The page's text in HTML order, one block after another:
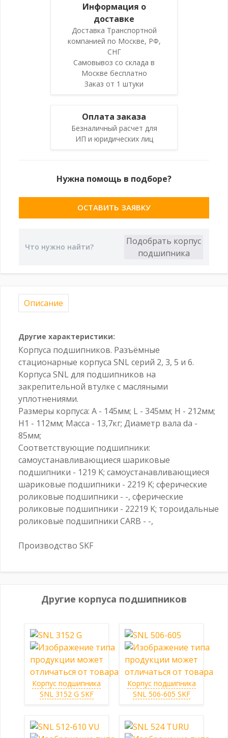
Информация о
доставке
Доставка Транспортной
компанией по Москве, РФ,
СНГ
Самовывоз со склада в
Москве бесплатно
Заказ от 1 штуки
Оплата заказа
Безналичный расчет для
ИП и юридических лиц
Нужна помощь в подборе?
ОСТАВИТЬ ЗАЯВКУ
Описание
Другие характеристики:
Корпуса подшипников. Разъёмные
стационарные корпуса SNL серий 2, 3, 5 и 6.
Корпуса SNL для подшипников на
закрепительной втулке с масляными
уплотнениями.
Размеры корпуса: A - 145мм; L - 345мм; H - 212мм;
H1 - 112мм; Масса - 13,7кг; Диаметр вала da -
85мм;
Соответствующие подшипники:
самоустанавливающиеся шариковые
подшипники - 1219 K; самоустанавливающиеся
шариковые подшипники - 2219 K; сферические
роликовые подшипники - -, сферические
роликовые подшипники - 22219 K; тороидальные
роликовые подшипники CARB - -,
Производство SKF
Другие корпуса подшипников
Корпус подшипника
SNL 3152 G SKF
Корпус подшипника
SNL 506-605 SKF